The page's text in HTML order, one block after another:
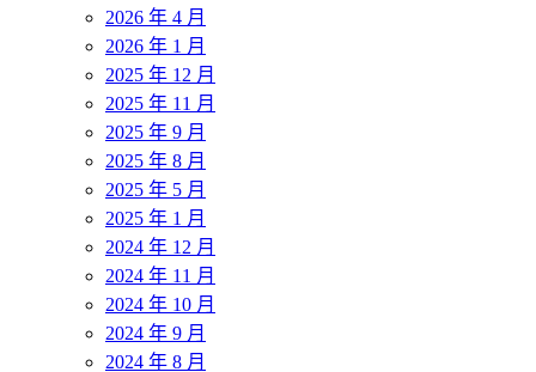
2026 年 4 月
2026 年 1 月
2025 年 12 月
2025 年 11 月
2025 年 9 月
2025 年 8 月
2025 年 5 月
2025 年 1 月
2024 年 12 月
2024 年 11 月
2024 年 10 月
2024 年 9 月
2024 年 8 月